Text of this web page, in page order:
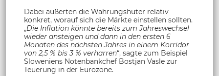
Dabei äußerten die Währungshüter relativ
konkret, worauf sich die Märkte einstellen sollten.
„Die Inflation könnte bereits zum Jahreswechsel
wieder ansteigen und dann in den ersten 6
Monaten des nächsten Jahres in einem Korridor
von 2,5 % bis 3 % verharren“, sagte zum Beispiel
Sloweniens Notenbankchef Bostjan Vasle zur
Teuerung in der Eurozone.